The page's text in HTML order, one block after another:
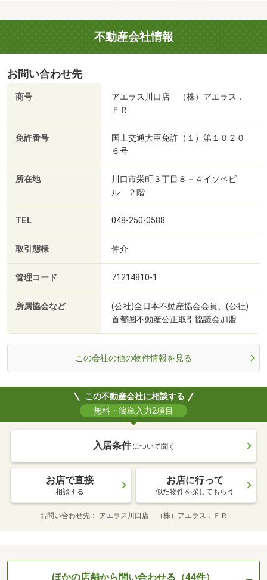
不動産会社情報
お問い合わせ先
商号
アエラス川口店 （株）アエラス．
ＦＲ
免許番号
国土交通大臣免許（１）第１０２０
６号
所在地
川口市栄町３丁目８－４イソベビ
ル ２階
TEL 048-250-0588
取引態様 仲介
管理コード 71214810-1
所属協会など
(公社)全日本不動産協会会員、(公社)
首都圏不動産公正取引協議会加盟
この会社の他の物件情報を見る
この不動産会社に相談する
無料・簡単入力2項目
入居条件 について聞く
お店で直接
相談する
お店に行って
似た物件を探してもらう
お問い合わせ先 アエラス川口店 （株）アエラス．ＦＲ
ほかの店舗から問い合わせる（44件）